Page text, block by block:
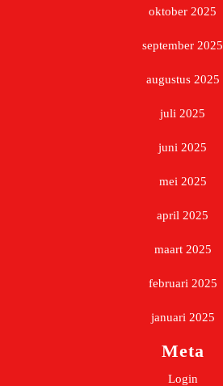
oktober 2025
september 2025
augustus 2025
juli 2025
juni 2025
mei 2025
april 2025
maart 2025
februari 2025
januari 2025
Meta
Login